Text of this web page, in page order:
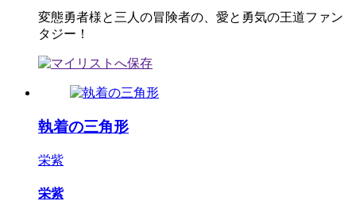
変態勇者様と三人の冒険者の、愛と勇気の王道ファン
タジー！
執着の三角形
栄紫
栄紫